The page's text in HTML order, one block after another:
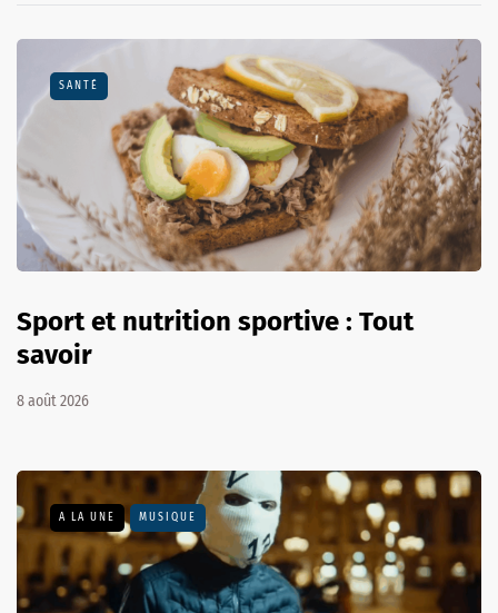
SANTÉ
Sport et nutrition sportive : Tout
savoir
8 août 2026
A LA UNE MUSIQUE